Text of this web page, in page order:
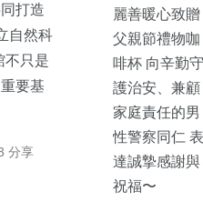
打造
自然科
不只是
要基
分享